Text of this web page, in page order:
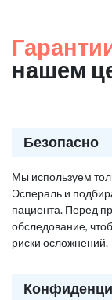
нашем
Безопасно
Мы используем
Эспераль и
пациента. Перед
обследование,
риски осложнений.